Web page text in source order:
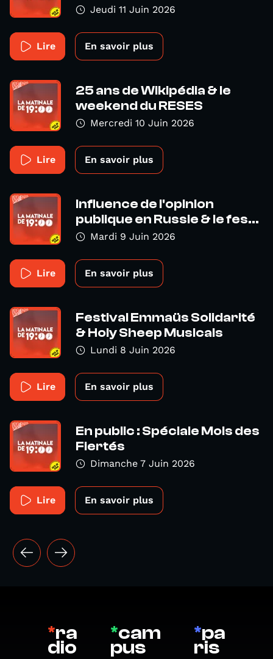
Jeudi 11 Juin 2026
Lire En savoir plus
25 ans de Wikipédia & le
weekend du RESES
Mercredi 10 Juin 2026
Lire En savoir plus
Influence de l'opinion
publique en Russie & le fes...
Mardi 9 Juin 2026
Lire En savoir plus
Festival Emmaüs Solidarité
& Holy Sheep Musicals
Lundi 8 Juin 2026
Lire En savoir plus
En public : Spéciale Mois des
Fiertés
Dimanche 7 Juin 2026
Lire En savoir plus
*ra
dio
*cam
pus
*pa
ris